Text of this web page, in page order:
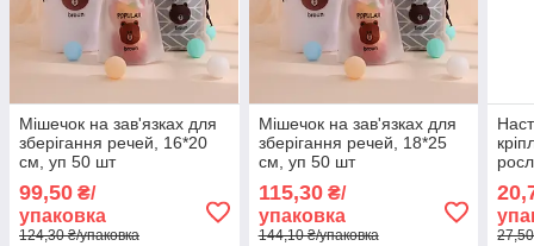
Мішечок на зав'язках для
зберігання речей, 16*20
см, уп 50 шт
99,50 ₴/
упаковка
124,30 ₴/упаковка
Мішечок на зав'язках для
зберігання речей, 18*25
см, уп 50 шт
115,30₴/
упаковка
144,10 ₴/упаковка